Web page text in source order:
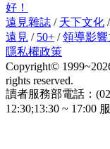
好！
遠見雜誌 / 天下文化 /
遠見 / 50+ /領導影
隱私權政策
Copyright©
rights reserved.
讀者服務部電話：
12:30;13:30 ~ 17:00